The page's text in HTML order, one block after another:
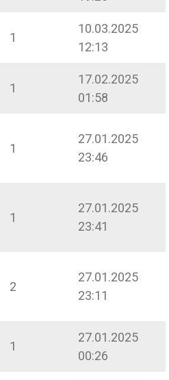
1
10.03.2025
12:13
1
17.02.2025
01:58
1
27.01.2025
23:46
1
27.01.2025
23:41
2
27.01.2025
23:11
1
27.01.2025
00:26